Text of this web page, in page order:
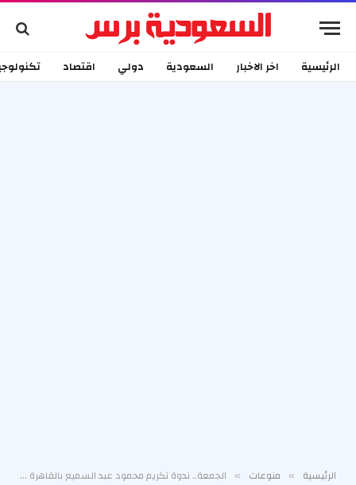
الرئيسية اخر الاخبار السعودية دولي اقتصاد
الرئيسية » منوعات » الجمعة.. ندوة تكريم محمود عبد السميع بالقاهرة السينمائي